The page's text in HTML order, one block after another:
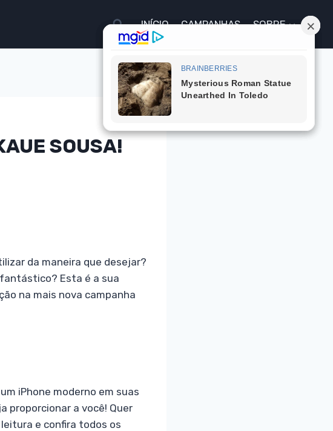
INÍCIO CAMPANHAS SOBRE
SOUSA!
da maneira que desejar?
Esta é a sua
na mais nova campanha
iPhone moderno em suas
proporcionar a você! Quer
e confira todos os